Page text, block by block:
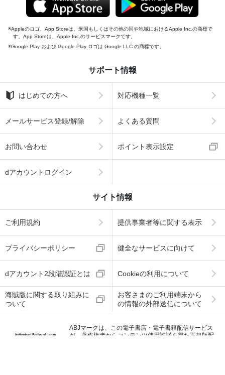
Appleのロゴ、App Storeは、米国もしくはその他の国や地域におけるApple Inc.の商標で
す。App Storeは、Apple Inc.のサービスマークです。
Google Play および Google Play ロゴは Google LLC の商標です。
サポート情報
はじめての方へ 対応機種一覧
メールサービス登録/解除 よくある質問
お問い合わせ ポイント表示設定
dアカウントログイン
サイト情報
ご利用規約 提供事業者等に関する表示
プライバシーポリシー 健全なサービスに向けて
dアカウント2段階認証とは Cookieの利用について
海賊版に関する取り組みに
ついて
お客さまのご利用端末から
の情報の外部送信について
ABJマークは、この電子書店・電子書籍配信サービス
が、著作権者からコンテンツ使用許諾を得た正規版配